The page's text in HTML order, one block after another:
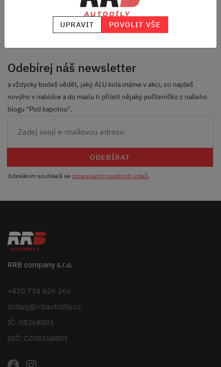
SKVĚLÉ HODNOCENÍ
HEUREKA.CZ/ ZBOZI.CZ
Odebírej náš newsletter
a vždycky budeš vědět, jaký ALU kola máme v akci, co najdeš
novýho v nabídce a do mailu ti přiletí nějaký počteníčko z našeho
blogu "Pod kapotou".
ODEBÍRAT
Odesláním souhlasíš se zpracováním osobních údajů.
RRB company s.r.o.
+420 734 626 266
dotazy@rrbautodily.cz
IČ: 08268801
DIČ: CZ08268801
UPRAVIT POVOLIT VŠE